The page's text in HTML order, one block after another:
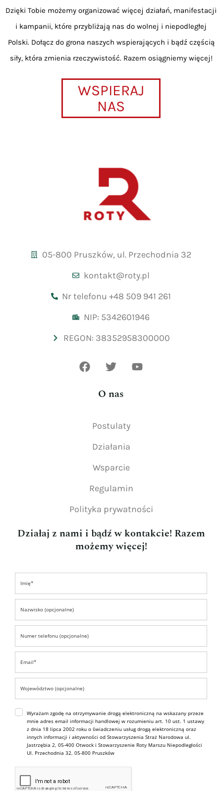
Dzięki Tobie możemy organizować więcej działań, manifestacji
i kampanii, które przybliżają nas do wolnej i niepodległej
Polski. Dołącz do grona naszych wspierających i bądź częścią
siły, która zmienia rzeczywistość. Razem osiągniemy więcej!
WSPIERAJ
NAS
05-800 Pruszków, ul. Przechodnia 32
kontakt@roty.pl
Nr telefonu +48 509 941 261
NIP: 5342601946
REGON: 38352958300000
O nas
Postulaty
Działania
Wsparcie
Regulamin
Polityka prywatności
Działaj z nami i bądź w kontakcie! Razem
możemy więcej!
Wyrażam zgodę na otrzymywanie drogą elektroniczną na wskazany przeze
mnie adres email informacji handlowej w rozumieniu art. 10 ust. 1 ustawy
z dnia 18 lipca 2002 roku o świadczeniu usług drogą elektroniczną oraz
innych informacji i aktywności od Stowarzyszenia Straż Narodowa ul.
Jastrzębia 2, 05-400 Otwock i Stowarzyszenie Roty Marszu Niepodległości
Ul. Przechodnia 32, 05-800 Pruszków